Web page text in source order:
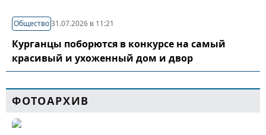
Общество31.07.2026 в 11:21
Курганцы поборются в конкурсе на самый
красивый и ухоженный дом и двор
ФОТОАРХИВ